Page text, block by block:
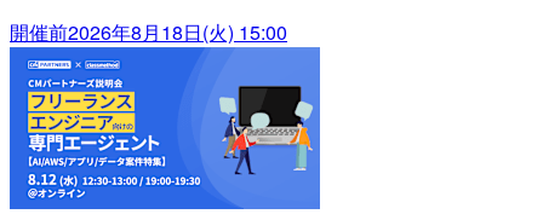
開催前2026年8月18日(火) 15:00